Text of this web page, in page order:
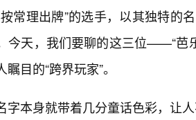
常理出牌”的选手，以其独特的
今天，我们要聊的这三位——“芭
目的“跨界玩家”。
字本身就带着几分童话色彩，让